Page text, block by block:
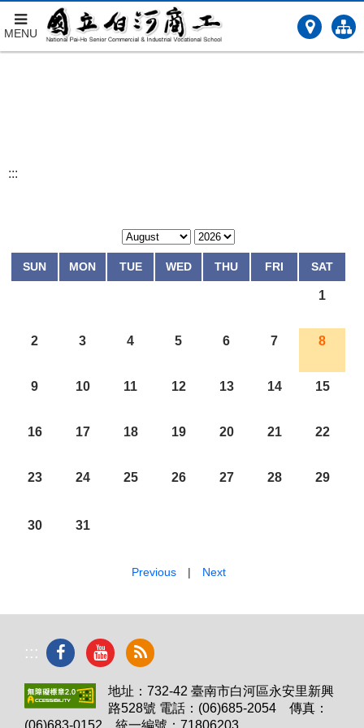
跳
MENU
:::
SUN MON TUE WED THU FRI SAT
1
2 3 4 5 6 7 8
9 10 11 12 13 14 15
16 17 18 19 20 21 22
23 24 25 26 27 28 29
30 31
Previous| Next
:::
地址：732-42 臺南市白河區永安里新興
路528號 電話：(06)685-2054 傳真：
(06)683-0152 統一編號：71806203